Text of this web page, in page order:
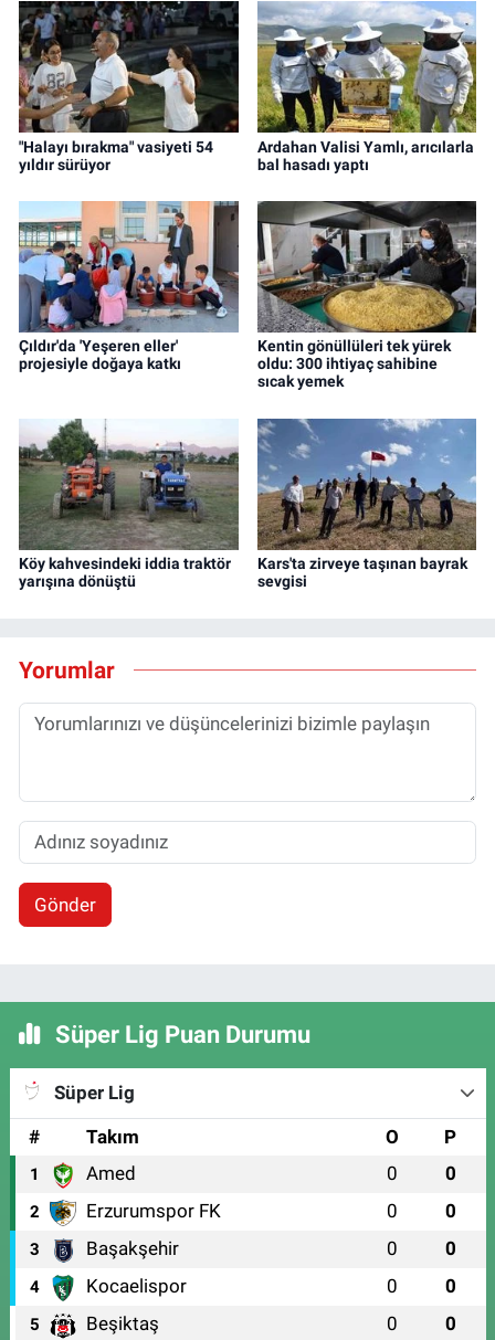
"Halayı bırakma" vasiyeti 54
yıldır sürüyor
Ardahan Valisi Yamlı, arıcılarla
bal hasadı yaptı
Çıldır'da 'Yeşeren eller'
projesiyle doğaya katkı
Kentin gönüllüleri tek yürek
oldu: 300 ihtiyaç sahibine
sıcak yemek
Köy kahvesindeki iddia traktör
yarışına dönüştü
Kars'ta zirveye taşınan bayrak
sevgisi
Yorumlar
Gönder
Süper Lig Puan Durumu
Süper Lig
#
Takım O P
1 Amed 0 0
2 Erzurumspor FK 0 0
3 Başakşehir 0 0
4 Kocaelispor 0 0
5 Beşiktaş 0 0